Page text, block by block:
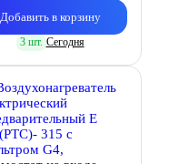
Добавить в корзину
3 шт. Сегодня